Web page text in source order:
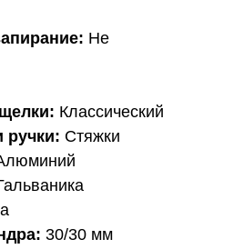
Не
Классический
ручки: Стяжки
30/30 мм